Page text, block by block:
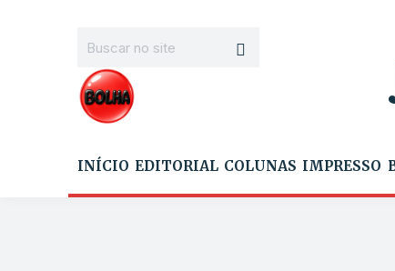
INÍCIO EDITORIAL COLUNAS IMPRESSO